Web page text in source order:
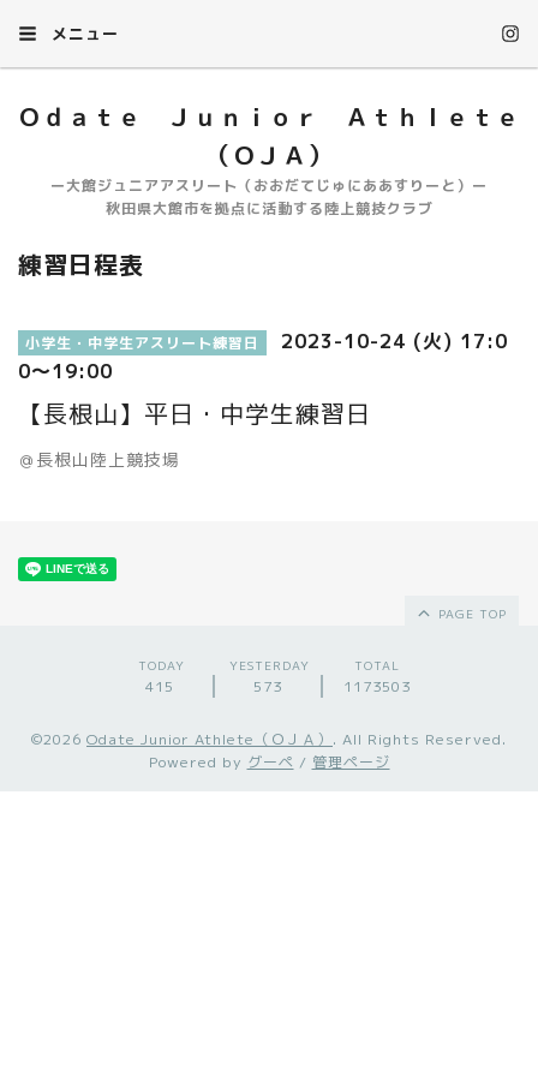
メニュー
Ｏｄａｔｅ Ｊｕｎｉｏｒ Ａｔｈｌｅｔｅ
（ＯＪＡ）
ー大館ジュニアアスリート（おおだてじゅにああすりーと）ー
秋田県大館市を拠点に活動する陸上競技クラブ
練習日程表
小学生・中学生アスリート練習日
2023-10-24 (火) 17:0
0～19:00
【長根山】平日・中学生練習日
＠長根山陸上競技場
PAGE TOP
TODAY
415
YESTERDAY
573
TOTAL
1173503
©2026 Odate Junior Athlete（ＯＪＡ） . All Rights Reserved.
Powered by グーペ / 管理ページ